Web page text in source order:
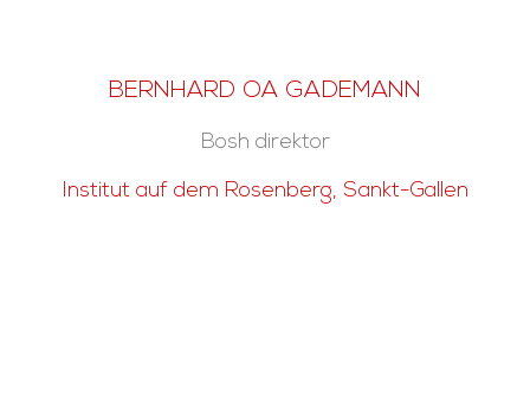
BERNHARD OA GADEMANN
Bosh direktor
Institut auf dem Rosenberg, Sankt-Gallen